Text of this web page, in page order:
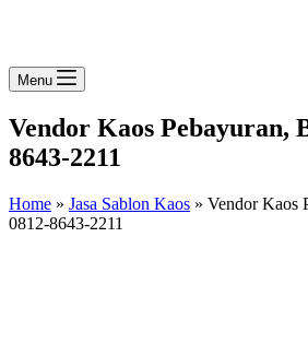
Menu
Vendor Kaos Pebayuran,
8643-2211
Home » Jasa Sablon Kaos » Vendor Kaos
0812-8643-2211